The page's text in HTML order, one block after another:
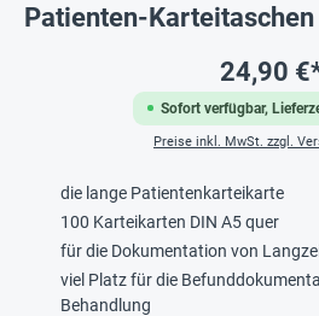
Patienten-
Sofort verfügbar,
24,90
Preise inkl. MwSt. zzgl.
die lange Patientenkarteikarte
100 Karteikarten DIN A5 quer
für die Dokumentation von
viel Platz für die
Behandlung